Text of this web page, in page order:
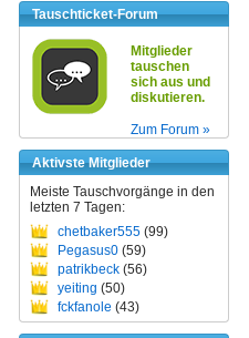
Tauschticket-Forum
Mitglieder
tauschen
sich aus und
diskutieren.
Zum Forum »
Aktivste Mitglieder
Meiste Tauschvorgänge in den
letzten 7 Tagen:
chetbaker555 (99)
Pegasus0 (59)
patrikbeck (56)
yeiting (50)
fckfanole (43)